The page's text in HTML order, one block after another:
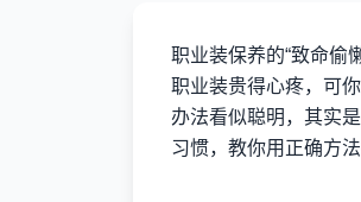
职业装保养的“致命偷
职业装贵得心疼，可
办法看似聪明，其实
习惯，教你用正确方